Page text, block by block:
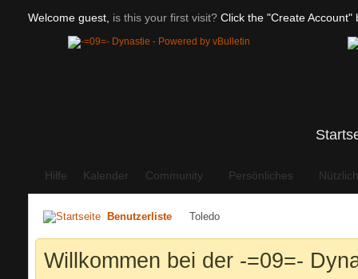
Welcome guest, is this your first visit? Click the "Create Account"
Hilfe Kalender Community Persönliches
Benutzerliste Toledo
Willkommen bei der -=09=-